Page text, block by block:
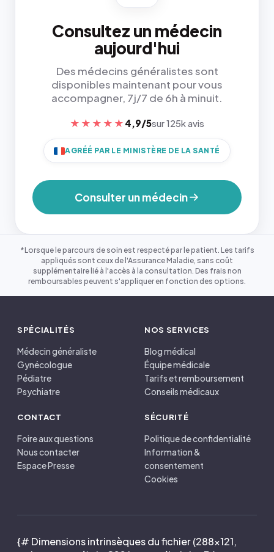
Consultez un médecin
aujourd'hui
Des médecins généralistes sont
disponibles maintenant pour vous
accompagner, 7j/7 de 6h à minuit.
★★★★★ 4,9/5sur 125k avis
AGRÉÉ PAR LE MINISTÈRE DE LA SANTÉ
Consulter un médecin
*Lorsque le parcours de soin est respecté par le patient. Les tarifs
appliqués sont ceux de l'Assurance Maladie, sans coût
supplémentaire lié à l'accès à la consultation. Des frais non
remboursables peuvent s'appliquer en fonction des options.
SPÉCIALITÉS
Médecin généraliste
Gynécologue
Pédiatre
Psychiatre
NOS SERVICES
Blog médical
Équipe médicale
Tarifs et remboursement
Conseils médicaux
CONTACT
Foire aux questions
Nous contacter
Espace Presse
SÉCURITÉ
Politique de confidentialité
Information &
consentement
Cookies
{# Dimensions intrinsèques du fichier (288×121,